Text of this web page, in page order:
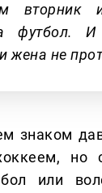
вторник
футбол.
жена не
знаком
но
или